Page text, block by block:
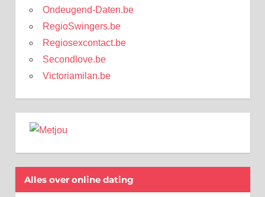
Ondeugend-Daten.be
RegioSwingers.be
Regiosexcontact.be
Secondlove.be
Victoriamilan.be
Alles over online dating